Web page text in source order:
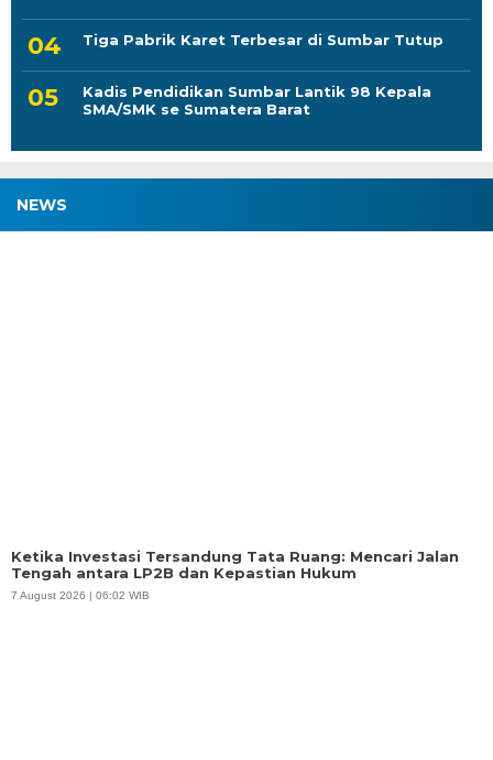
Tiga Pabrik Karet Terbesar di Sumbar Tutup
Kadis Pendidikan Sumbar Lantik 98 Kepala
SMA/SMK se Sumatera Barat
NEWS
Ketika Teman Menjadi Penyelamat